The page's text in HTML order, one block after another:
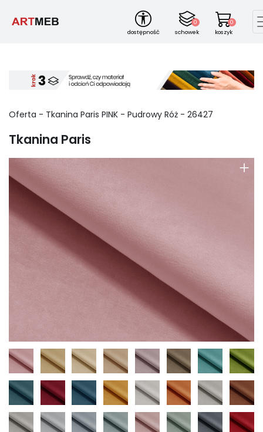
dostępność
0
schowek
0
koszyk
Oferta - Tkanina Paris PINK - Pudrowy Róż - 26427
Tkanina Paris
+